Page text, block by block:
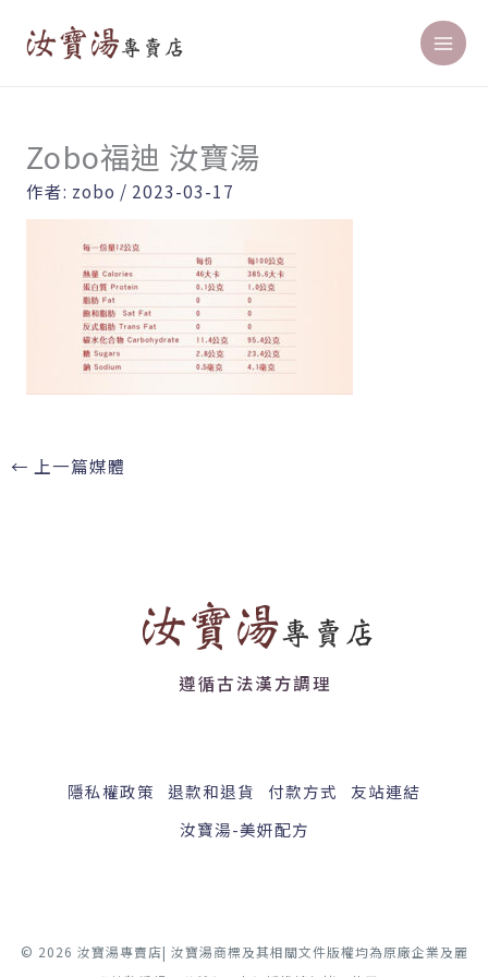
Zobo福迪 汝寶湯
作者: zobo / 2023-03-17
← 上一篇媒體
遵循古法漢方調理
隱私權政策 退款和退貨 付款方式
友站連結
汝寶湯-美妍配方
© 2026 汝寶湯專賣店| 汝寶湯商標及其相關文件版權均為原廠企業及麗